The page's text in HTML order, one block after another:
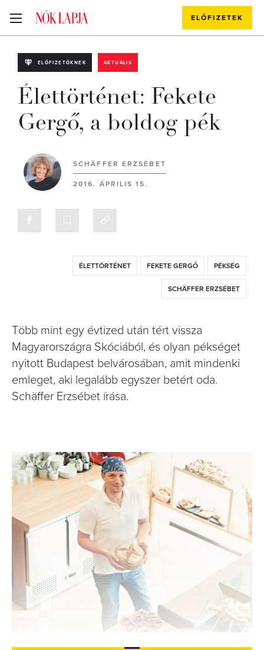
ELŐFIZETEK
ELŐFIZETŐKNEK AKTUÁLIS
Élettörténet: Fekete
Gergő, a boldog pék
SCHÄFFER ERZSÉBET
2016. ÁPRILIS 15.
ÉLETTÖRTÉNET FEKETE GERGŐ PÉKSÉG
SCHÄFFER ERZSÉBET
Több mint egy évtized után tért vissza
Magyarországra Skóciából, és olyan pékséget
nyitott Budapest belvárosában, amit mindenki
emleget, aki legalább egyszer betért oda.
Schäffer Erzsébet írása.